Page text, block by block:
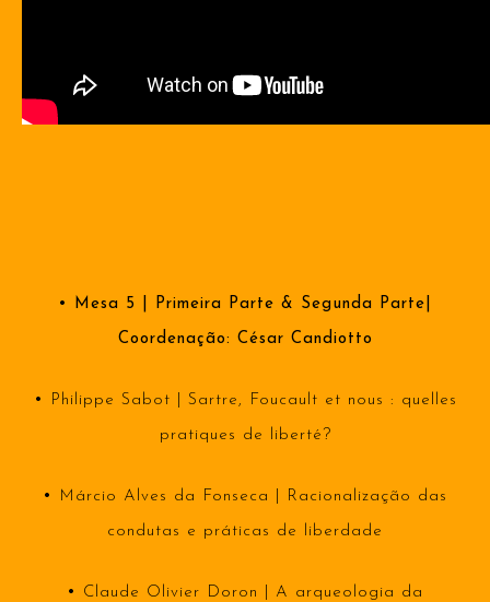
• Mesa 5 | Primeira Parte & Segunda Parte|
Coordenação: César Candiotto
• Philippe Sabot | Sartre, Foucault et nous : quelles
pratiques de liberté?
• Márcio Alves da Fonseca | Racionalização das
condutas e práticas de liberdade
• Claude Olivier Doron | A arqueologia da